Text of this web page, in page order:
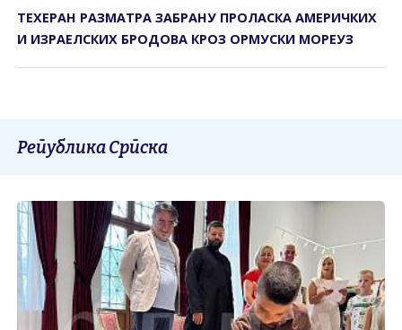
ТЕХЕРАН РАЗМАТРА ЗАБРАНУ ПРОЛАСКА АМЕРИЧКИХ
И ИЗРАЕЛСКИХ БРОДОВА КРОЗ ОРМУСКИ МОРЕУЗ
Република Српска